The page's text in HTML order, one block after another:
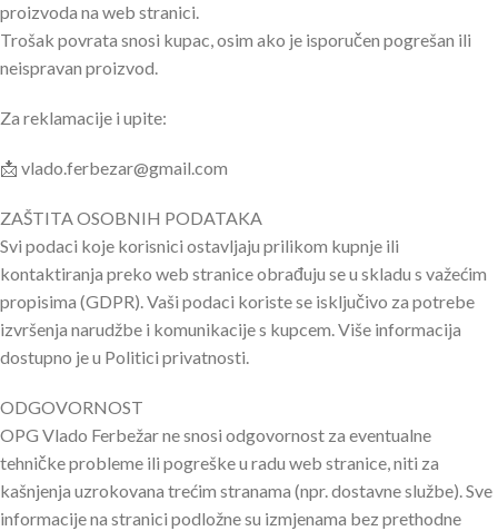
proizvoda na web stranici.
Trošak povrata snosi kupac, osim ako je isporučen pogrešan ili
neispravan proizvod.
Za reklamacije i upite:
📩 vlado.ferbezar@gmail.com
ZAŠTITA OSOBNIH PODATAKA
Svi podaci koje korisnici ostavljaju prilikom kupnje ili
kontaktiranja preko web stranice obrađuju se u skladu s važećim
propisima (GDPR). Vaši podaci koriste se isključivo za potrebe
izvršenja narudžbe i komunikacije s kupcem. Više informacija
dostupno je u Politici privatnosti.
ODGOVORNOST
OPG Vlado Ferbežar ne snosi odgovornost za eventualne
tehničke probleme ili pogreške u radu web stranice, niti za
kašnjenja uzrokovana trećim stranama (npr. dostavne službe). Sve
informacije na stranici podložne su izmjenama bez prethodne